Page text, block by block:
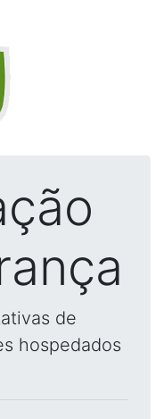
de
hospedados